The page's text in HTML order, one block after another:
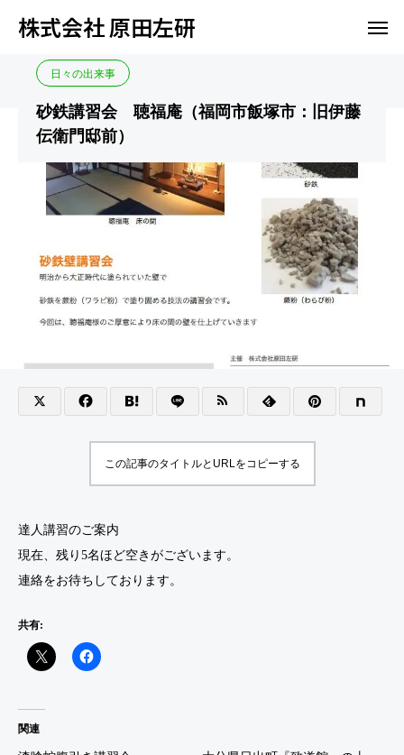
株式会社 原田左研
ブログ 左官研究会 砂鉄講習会 聴福庵（福岡市飯塚市：旧伊藤伝衛門邸前）
日々の出来事
砂鉄講習会 聴福庵（福岡市飯塚市：旧伊藤
伝衛門邸前）
この記事のタイトルとURLをコピーする
達人講習のご案内
現在、残り5名ほど空きがございます。
連絡をお待ちしております。
共有:
関連